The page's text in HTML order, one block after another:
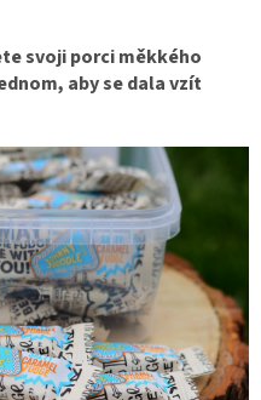
svoji porci měkkého
aby se dala vzít